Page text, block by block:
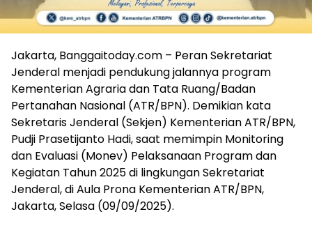
Jakarta, Banggaitoday.com – Peran Sekretariat
Jenderal menjadi pendukung jalannya program
Kementerian Agraria dan Tata Ruang/Badan
Pertanahan Nasional (ATR/BPN). Demikian kata
Sekretaris Jenderal (Sekjen) Kementerian ATR/BPN,
Pudji Prasetijanto Hadi, saat memimpin Monitoring
dan Evaluasi (Monev) Pelaksanaan Program dan
Kegiatan Tahun 2025 di lingkungan Sekretariat
Jenderal, di Aula Prona Kementerian ATR/BPN,
Jakarta, Selasa (09/09/2025).